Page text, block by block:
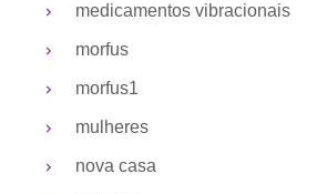
medicamentos vibracionais
morfus
morfus1
mulheres
nova casa